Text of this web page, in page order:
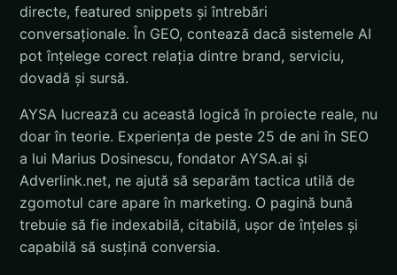
directe, featured snippets și întrebări
conversaționale. În GEO, contează dacă sistemele AI
pot înțelege corect relația dintre brand, serviciu,
dovadă și sursă.
AYSA lucrează cu această logică în proiecte reale, nu
doar în teorie. Experiența de peste 25 de ani în SEO
a lui Marius Dosinescu, fondator AYSA.ai și
Adverlink.net, ne ajută să separăm tactica utilă de
zgomotul care apare în marketing. O pagină bună
trebuie să fie indexabilă, citabilă, ușor de înțeles și
capabilă să susțină conversia.